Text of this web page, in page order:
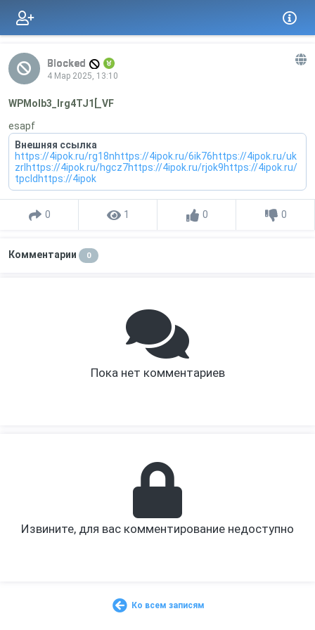
Blocked
4 Мар 2025, 13:10
WPMoIb3_Irg4TJ1[_VF
esapf
Внешняя ссылка
https://4ipok.ru/rg18nhttps://4ipok.ru/6ik76https://4ipok.ru/uk
zrlhttps://4ipok.ru/hgcz7https://4ipok.ru/rjok9https://4ipok.ru/
tpcldhttps://4ipok
0 1 0 0
Комментарии 0
Пока нет комментариев
Извините, для вас комментирование недоступно
Ко всем записям